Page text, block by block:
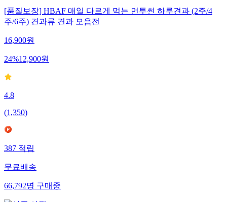
[품질보장] HBAF 매일 다르게 먹는 먼투썬 하루견과 (2주/4
주/6주) 견과류 견과 모음전
16,900원
24%12,900원
4.8
(1,350)
387 적립
무료배송
66,792명 구매중